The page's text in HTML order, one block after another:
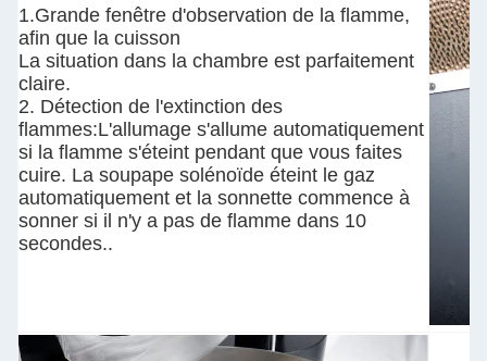
1.Grande fenêtre d'observation de la flamme,
afin que la cuisson
La situation dans la chambre est parfaitement
claire.
2. Détection de l'extinction des
flammes:L'allumage s'allume automatiquement
si la flamme s'éteint pendant que vous faites
cuire. La soupape solénoïde éteint le gaz
automatiquement et la sonnette commence à
sonner si il n'y a pas de flamme dans 10
secondes..